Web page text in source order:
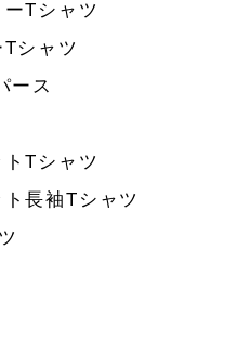
Tシャツ
シャツ
ース
Tシャツ
長袖Tシャツ